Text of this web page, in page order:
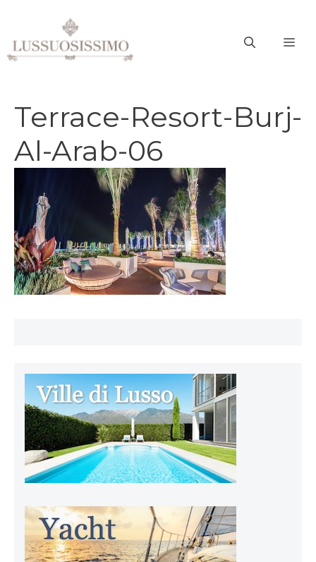
contenuto
Terrace-Resort-Burj-
Al-Arab-06